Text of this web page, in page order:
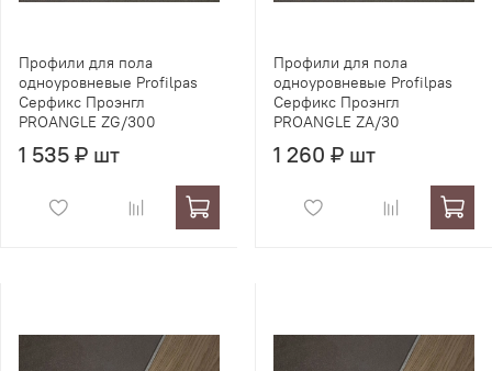
Профили для пола
одноуровневые Profilpas
Серфикс Проэнгл
PROANGLE ZG/300
1 535 ₽ шт
Профили для пола
одноуровневые Profilpas
Серфикс Проэнгл
PROANGLE ZA/30
1 260 ₽ шт